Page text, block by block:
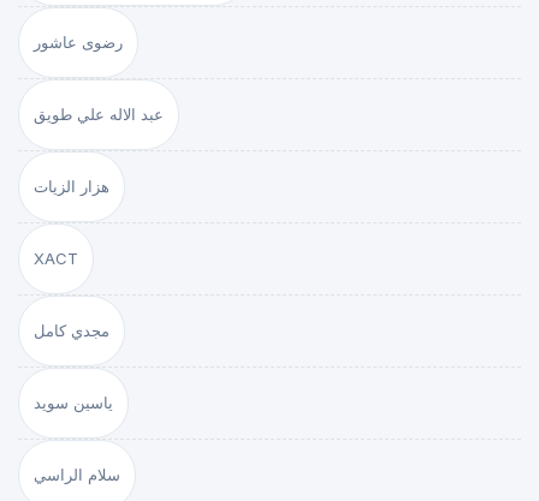
رضوى عاشور
عبد الاله علي طويق
هزار الزيات
XACT
مجدي كامل
ياسين سويد
سلام الراسي